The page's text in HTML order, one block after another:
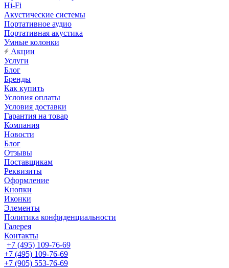
Hi-Fi
Акустические системы
Портативное аудио
Портативная акустика
Умные колонки
Акции
Услуги
Блог
Бренды
Как купить
Условия оплаты
Условия доставки
Гарантия на товар
Компания
Новости
Блог
Отзывы
Поставщикам
Реквизиты
Оформление
Кнопки
Иконки
Элементы
Политика конфиденциальности
Галерея
Контакты
+7 (495) 109-76-69
+7 (495) 109-76-69
+7 (905) 553-76-69